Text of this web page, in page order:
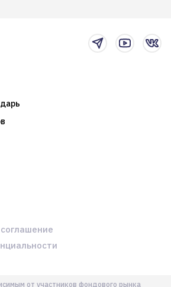
от участников фондового рынка